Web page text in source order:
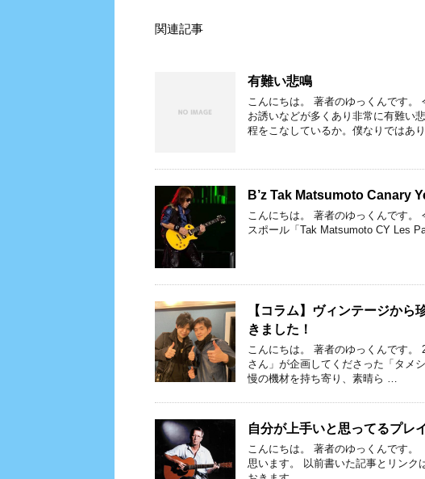
関連記事
有難い悲鳴
こんにちは。 著者のゆっくんです。
お誘いなどが多くあり非常に有難い
程をこなしているか。僕なりではあ
B’z Tak Matsumoto Canary
こんにちは。 著者のゆっくんです。
スポール「Tak Matsumoto CY Les
【コラム】ヴィンテージか
きました！
こんにちは。 著者のゆっくんです。
さん」が企画してくださった「タメ
慢の機材を持ち寄り、素晴ら …
自分が上手いと思ってるプレ
こんにちは。 著者のゆっくんです
思います。 以前書いた記事とリン